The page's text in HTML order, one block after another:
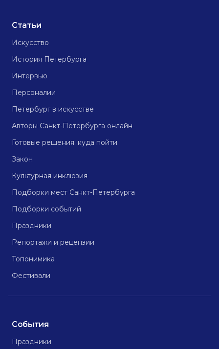
Статьи
Искусство
История Петербурга
Интервью
Персоналии
Петербург в искусстве
Авторы Санкт-Петербурга онлайн
Готовые решения: куда пойти
Закон
Культурная инклюзия
Подборки мест Санкт-Петербурга
Подборки событий
Праздники
Репортажи и рецензии
Топонимика
Фестивали
События
Праздники